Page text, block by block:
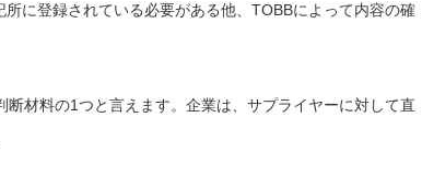
に登録されている必要がある他、TOBBによって内容の確
材料の1つと言えます。企業は、サプライヤーに対して直